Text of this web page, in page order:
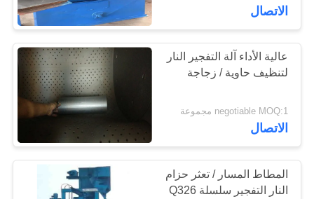
أخبار
اطلب
خريطة
الموقع
الاتصال
عالية الأداء آلة التفجير النار
لتنظيف حاوية / زجاجة
negotiable MOQ:1 مجموعة
الاتصال
المطاط المسار / تعثر حزام
النار التفجير سلسلة Q326